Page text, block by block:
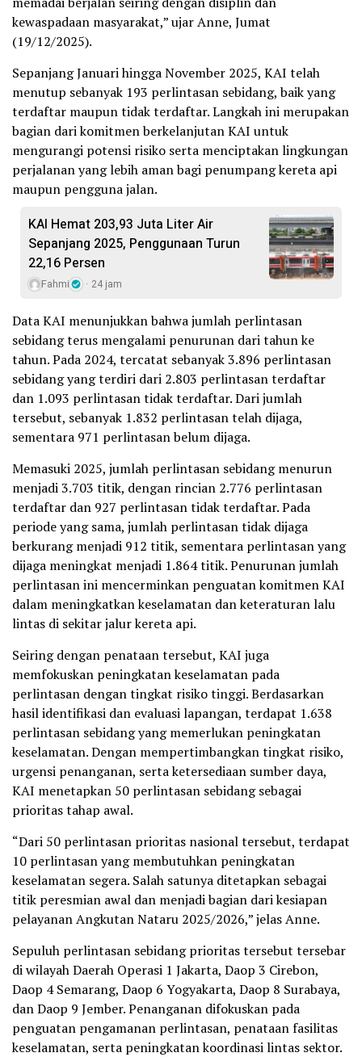
kewaspadaan masyarakat,” ujar Anne, Jumat
(19/12/2025).
Sepanjang Januari hingga November 2025, KAI telah
menutup sebanyak 193 perlintasan sebidang, baik yang
terdaftar maupun tidak terdaftar. Langkah ini merupakan
bagian dari komitmen berkelanjutan KAI untuk
mengurangi potensi risiko serta menciptakan lingkungan
perjalanan yang lebih aman bagi penumpang kereta api
maupun pengguna jalan.
KAI Hemat 203,93 Juta Liter Air
Sepanjang 2025, Penggunaan Turun
22,16 Persen
Fahmi 24 jam
Data KAI menunjukkan bahwa jumlah perlintasan
sebidang terus mengalami penurunan dari tahun ke
tahun. Pada 2024, tercatat sebanyak 3.896 perlintasan
sebidang yang terdiri dari 2.803 perlintasan terdaftar
dan 1.093 perlintasan tidak terdaftar. Dari jumlah
tersebut, sebanyak 1.832 perlintasan telah dijaga,
sementara 971 perlintasan belum dijaga.
Memasuki 2025, jumlah perlintasan sebidang menurun
menjadi 3.703 titik, dengan rincian 2.776 perlintasan
terdaftar dan 927 perlintasan tidak terdaftar. Pada
periode yang sama, jumlah perlintasan tidak dijaga
berkurang menjadi 912 titik, sementara perlintasan yang
dijaga meningkat menjadi 1.864 titik. Penurunan jumlah
perlintasan ini mencerminkan penguatan komitmen KAI
dalam meningkatkan keselamatan dan keteraturan lalu
lintas di sekitar jalur kereta api.
Seiring dengan penataan tersebut, KAI juga
memfokuskan peningkatan keselamatan pada
perlintasan dengan tingkat risiko tinggi. Berdasarkan
hasil identifikasi dan evaluasi lapangan, terdapat 1.638
perlintasan sebidang yang memerlukan peningkatan
keselamatan. Dengan mempertimbangkan tingkat risiko,
urgensi penanganan, serta ketersediaan sumber daya,
KAI menetapkan 50 perlintasan sebidang sebagai
prioritas tahap awal.
“Dari 50 perlintasan prioritas nasional tersebut, terdapat
10 perlintasan yang membutuhkan peningkatan
keselamatan segera. Salah satunya ditetapkan sebagai
titik peresmian awal dan menjadi bagian dari kesiapan
pelayanan Angkutan Nataru 2025/2026,” jelas Anne.
Sepuluh perlintasan sebidang prioritas tersebut tersebar
di wilayah Daerah Operasi 1 Jakarta, Daop 3 Cirebon,
Daop 4 Semarang, Daop 6 Yogyakarta, Daop 8 Surabaya,
dan Daop 9 Jember. Penanganan difokuskan pada
penguatan pengamanan perlintasan, penataan fasilitas
keselamatan, serta peningkatan koordinasi lintas sektor.